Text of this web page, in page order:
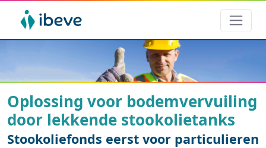
Oplossing voor bodemvervuiling
door lekkende stookolietanks
Stookoliefonds eerst voor particulieren